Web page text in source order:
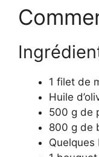
1 filet de
Huile
500 g de
800 g de
Quelques